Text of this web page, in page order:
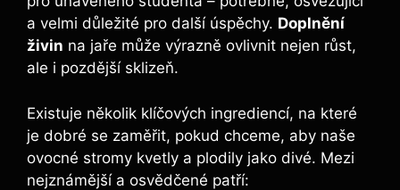
a ‌velmi důležité pro další úspěchy. Doplnění
živin na ⁣jaře může ⁢výrazně ovlivnit nejen růst,
‍ale i pozdější ⁣sklizeň.
Existuje několik‌ klíčových ingrediencí, ⁣na které
je ⁤dobré se‍ zaměřit, pokud ⁣chceme, aby naše
ovocné stromy kvetly a plodily jako divé. Mezi
nejznámější a ⁢osvědčené patří: